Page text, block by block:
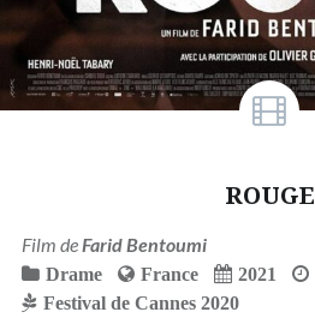
ROUGE
Film de Farid Bentoumi
Drame France 2021
Festival de Cannes 2020